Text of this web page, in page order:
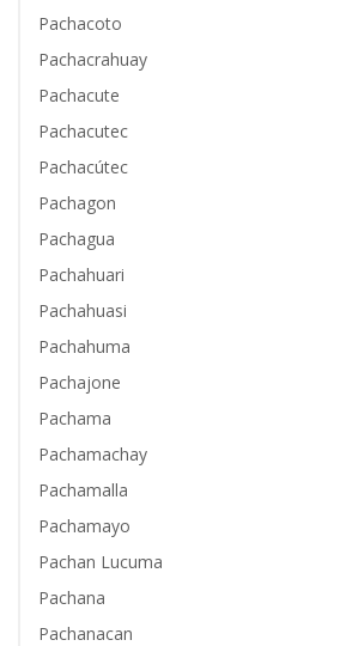
Pachacoto
Pachacrahuay
Pachacute
Pachacutec
Pachacútec
Pachagon
Pachagua
Pachahuari
Pachahuasi
Pachahuma
Pachajone
Pachama
Pachamachay
Pachamalla
Pachamayo
Pachan Lucuma
Pachana
Pachanacan